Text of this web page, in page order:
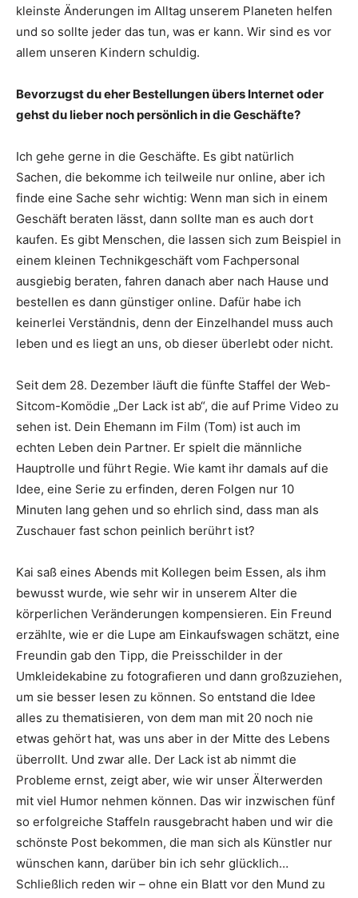
kleinste Änderungen im Alltag unserem Planeten helfen
und so sollte jeder das tun, was er kann. Wir sind es vor
allem unseren Kindern schuldig.
Bevorzugst du eher Bestellungen übers Internet oder
gehst du lieber noch persönlich in die Geschäfte?
Ich gehe gerne in die Geschäfte. Es gibt natürlich
Sachen, die bekomme ich teilweile nur online, aber ich
finde eine Sache sehr wichtig: Wenn man sich in einem
Geschäft beraten lässt, dann sollte man es auch dort
kaufen. Es gibt Menschen, die lassen sich zum Beispiel in
einem kleinen Technikgeschäft vom Fachpersonal
ausgiebig beraten, fahren danach aber nach Hause und
bestellen es dann günstiger online. Dafür habe ich
keinerlei Verständnis, denn der Einzelhandel muss auch
leben und es liegt an uns, ob dieser überlebt oder nicht.
Seit dem 28. Dezember läuft die fünfte Staffel der Web-
Sitcom-Komödie „Der Lack ist ab“, die auf Prime Video zu
sehen ist. Dein Ehemann im Film (Tom) ist auch im
echten Leben dein Partner. Er spielt die männliche
Hauptrolle und führt Regie. Wie kamt ihr damals auf die
Idee, eine Serie zu erfinden, deren Folgen nur 10
Minuten lang gehen und so ehrlich sind, dass man als
Zuschauer fast schon peinlich berührt ist?
Kai saß eines Abends mit Kollegen beim Essen, als ihm
bewusst wurde, wie sehr wir in unserem Alter die
körperlichen Veränderungen kompensieren. Ein Freund
erzählte, wie er die Lupe am Einkaufswagen schätzt, eine
Freundin gab den Tipp, die Preisschilder in der
Umkleidekabine zu fotografieren und dann großzuziehen,
um sie besser lesen zu können. So entstand die Idee
alles zu thematisieren, von dem man mit 20 noch nie
etwas gehört hat, was uns aber in der Mitte des Lebens
überrollt. Und zwar alle. Der Lack ist ab nimmt die
Probleme ernst, zeigt aber, wie wir unser Älterwerden
mit viel Humor nehmen können. Das wir inzwischen fünf
so erfolgreiche Staffeln rausgebracht haben und wir die
schönste Post bekommen, die man sich als Künstler nur
wünschen kann, darüber bin ich sehr glücklich…
Schließlich reden wir – ohne ein Blatt vor den Mund zu